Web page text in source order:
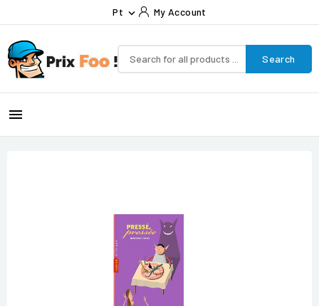
Pt  My Account
Search
